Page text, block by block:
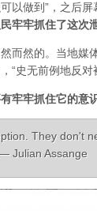
以做到”，之后
牢牢抓住了这次
而然的。当地
“史无前例地反对
牢牢抓住它的意
They don't
Julian Assange